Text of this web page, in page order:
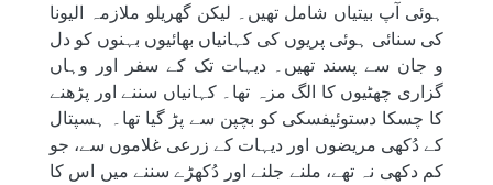
ہوئی آپ بیتیاں شامل تھیں۔ لیکن گھریلو ملازمہ الیونا
کی سنائی ہوئی پریوں کی کہانیاں بھائیوں بہنوں کو دل
و جان سے پسند تھیں۔ دیہات تک کے سفر اور وہاں
گزاری چھٹیوں کا الگ مزہ تھا۔ کہانیاں سننے اور پڑھنے
کا چسکا دستوئیفسکی کو بچپن سے پڑ گیا تھا۔ ہسپتال
کے دُکھی مریضوں اور دیہات کے زرعی غلاموں سے، جو
کم دکھی نہ تھے، ملنے جلنے اور دُکھڑے سننے میں اس کا